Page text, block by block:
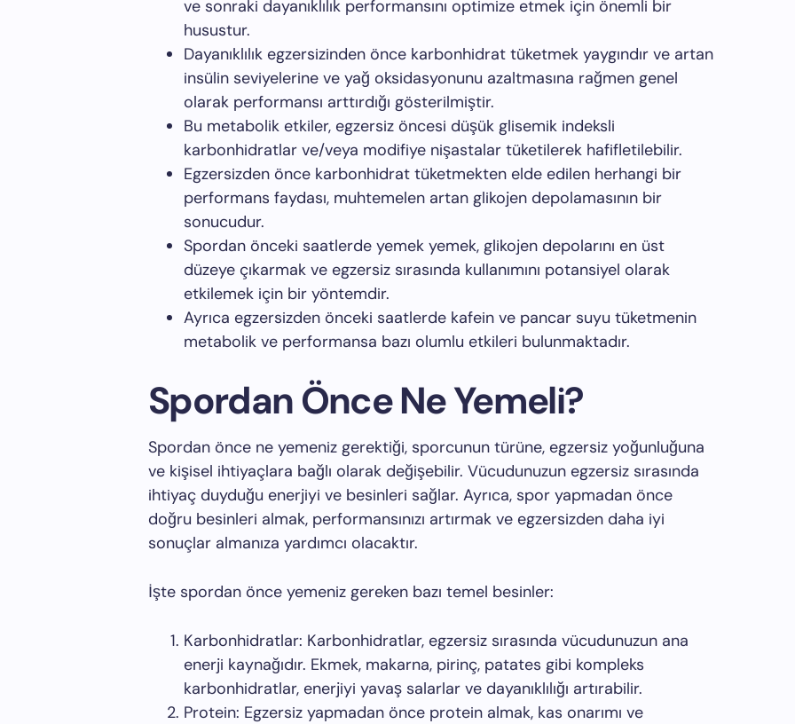
ve sonraki dayanıklılık performansını optimize etmek için önemli bir
husustur.
Dayanıklılık egzersizinden önce karbonhidrat tüketmek yaygındır ve artan
insülin seviyelerine ve yağ oksidasyonunu azaltmasına rağmen genel
olarak performansı arttırdığı gösterilmiştir.
Bu metabolik etkiler, egzersiz öncesi düşük glisemik indeksli
karbonhidratlar ve/veya modifiye nişastalar tüketilerek hafifletilebilir.
Egzersizden önce karbonhidrat tüketmekten elde edilen herhangi bir
performans faydası, muhtemelen artan glikojen depolamasının bir
sonucudur.
Spordan önceki saatlerde yemek yemek, glikojen depolarını en üst
düzeye çıkarmak ve egzersiz sırasında kullanımını potansiyel olarak
etkilemek için bir yöntemdir.
Ayrıca egzersizden önceki saatlerde kafein ve pancar suyu tüketmenin
metabolik ve performansa bazı olumlu etkileri bulunmaktadır.
Spordan Önce Ne Yemeli?
Spordan önce ne yemeniz gerektiği, sporcunun türüne, egzersiz yoğunluğuna
ve kişisel ihtiyaçlara bağlı olarak değişebilir. Vücudunuzun egzersiz sırasında
ihtiyaç duyduğu enerjiyi ve besinleri sağlar. Ayrıca, spor yapmadan önce
doğru besinleri almak, performansınızı artırmak ve egzersizden daha iyi
sonuçlar almanıza yardımcı olacaktır.
İşte spordan önce yemeniz gereken bazı temel besinler:
Karbonhidratlar: Karbonhidratlar, egzersiz sırasında vücudunuzun ana
enerji kaynağıdır. Ekmek, makarna, pirinç, patates gibi kompleks
karbonhidratlar, enerjiyi yavaş salarlar ve dayanıklılığı artırabilir.
Protein: Egzersiz yapmadan önce protein almak, kas onarımı ve